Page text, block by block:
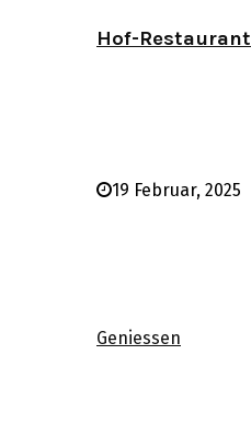
Hof-Restaurant
19 Februar, 2025
Geniessen